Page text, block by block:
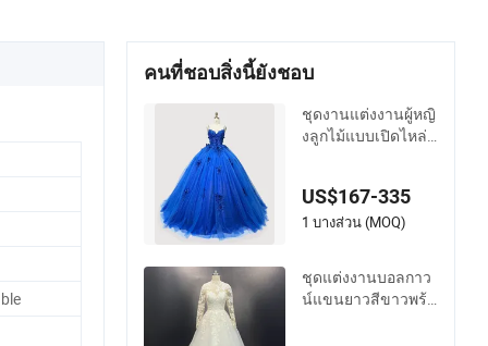
คนที่ชอบสิ่งนี้ยังชอบ
ชุดงานแต่งงานผู้หญิ
งลูกไม้แบบเปิดไหล่สี
ชุดปาร์ตี้ ชุดเจ้าหญิง
ชุดสำหรับเด็ก ชุดเย็
US$167-335
1 บางส่วน (MOQ)
ชุดแต่งงานบอลกาว
น์แขนยาวสีขาวพร้อ